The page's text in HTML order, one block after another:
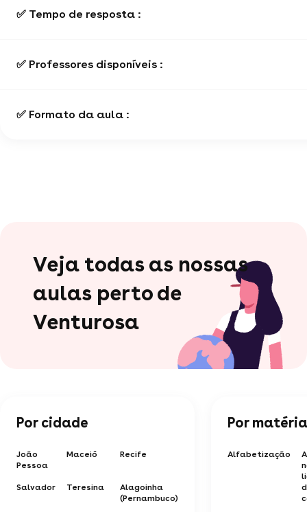
✅ Tempo de resposta :
✅ Professores disponíveis :
✅ Formato da aula :
Veja todas as nossas
aulas perto de
Venturosa
Por cidade
João
Pessoa
Maceió Recife
Salvador Teresina
Alagoinha
(Pernambuco)
Por matéria
Alfabetização